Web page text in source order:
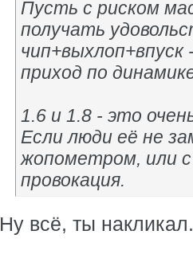
Пусть с риском
получать
приход по
1.6 и 1.8 - это
Если люди её не
жопометром, или с
провокация.
Ну всё, ты накликал.